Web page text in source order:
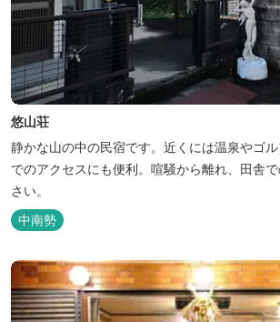
悠山荘
静かな山の中の民宿です。近くには温泉やゴ
でのアクセスにも便利。喧騒から離れ、田舎
さい。
中南勢